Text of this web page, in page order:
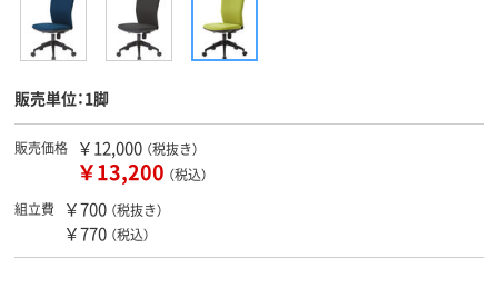
販売単位：1脚
販売価格 ￥12,000 （税抜き）
￥13,200 （税込）
組立費
￥700 （税抜き）
￥770 （税込）